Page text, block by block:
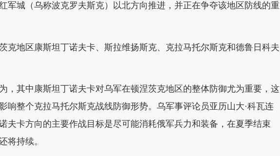
军城（乌称波克罗夫斯克）以北方向推进，并正在争夺该地区防线的重
克地区康斯坦丁诺夫卡、斯拉维扬斯克、克拉马托尔斯克和德鲁日科夫
，其中康斯坦丁诺夫卡对乌军在顿涅茨克地区的整体防御尤为重要，这
响整个克拉马托尔斯克战线防御形势。乌军事评论员亚历山大·科瓦连
夫卡方向的主要作战目标是尽可能消耗俄军兵力和装备，在夏季结束
将持续。